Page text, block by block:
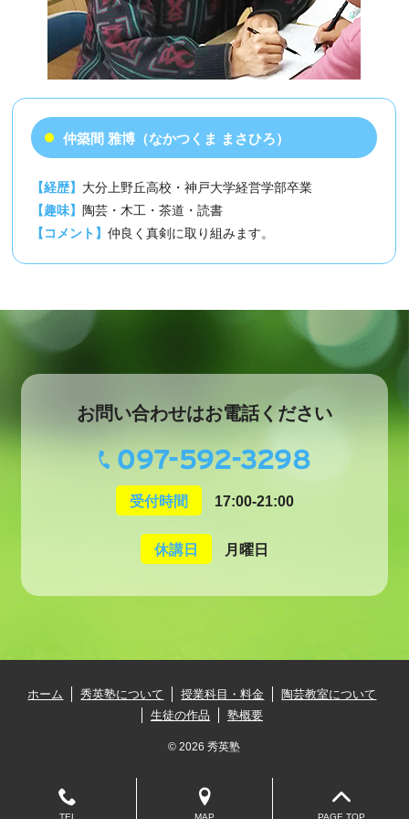
仲築間 雅博（なかつくま まさひろ）
【経歴】 大分上野丘高校・神戸大学経営学部卒業
【趣味】 陶芸・木工・茶道・読書
【コメント】仲良く真剣に取り組みます。
お問い合わせはお電話ください
097-592-3298
受付時間 17:00-21:00
休講日 月曜日
ホーム 秀英塾について 授業科目・料金
陶芸教室について
生徒の作品
塾概要
© 2026 秀英塾
TEL MAP PAGE TOP